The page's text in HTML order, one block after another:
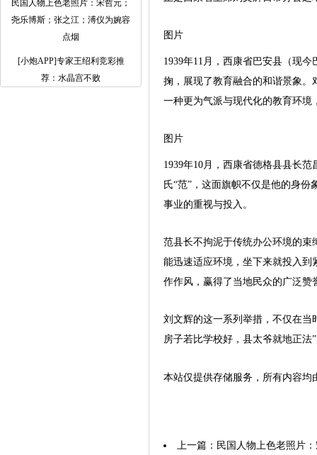
民国人物上色老照片：宋哲元；
尧乐博斯；张之江；溥仪为婉容
点烟
[小炮APP]专家王绍利竞彩推
荐：水晶宫不败
图片
1939年11月，西康省巴安县（现
掬，展现了教育融合的和谐景象
一种更为气派与现代化的教育环
图片
1939年10月，西康省德格县县长
氏“范”，这面旗帜不仅是他的身
事业的重视与投入。
范县长不拘泥于传统办公环境的
能迅速适应环境，坐下来就投入
作作风，赢得了当地民众的广泛赞
刘文辉的这一系列举措，不仅在当
房子若比学校好，县太爷就地正
本站仅提供存储服务，所有内容
上一篇： 民国人物上色老照片